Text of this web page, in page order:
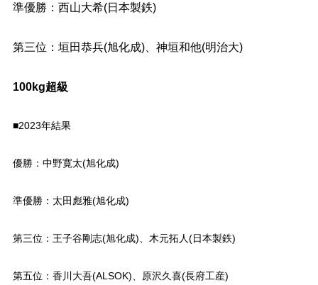
準優勝：西山大希(日本製鉄)
第三位：垣田恭兵(旭化成)、神垣和他(明治大)
100kg超級
■2023年結果
優勝：中野寛太(旭化成)
準優勝：太田彪雅(旭化成)
第三位：王子谷剛志(旭化成)、木元拓人(日本製鉄)
第五位：香川大吾(ALSOK)、原沢久喜(長府工産)